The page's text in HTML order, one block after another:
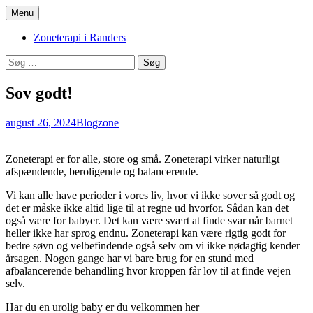
Hop
til
indhold
Stinas Zoneterapi
Menu
Zoneterapi i Randers
Søg
efter:
Sov godt!
august 26, 2024Blogzone
Zoneterapi er for alle, store og små. Zoneterapi virker naturligt
afspændende, beroligende og balancerende.
Vi kan alle have perioder i vores liv, hvor vi ikke sover så godt og
det er måske ikke altid lige til at regne ud hvorfor. Sådan kan det
også være for babyer. Det kan være svært at finde svar når barnet
heller ikke har sprog endnu. Zoneterapi kan være rigtig godt for
bedre søvn og velbefindende også selv om vi ikke nødagtig kender
årsagen. Nogen gange har vi bare brug for en stund med
afbalancerende behandling hvor kroppen får lov til at finde vejen
selv.
Har du en urolig baby er du velkommen her